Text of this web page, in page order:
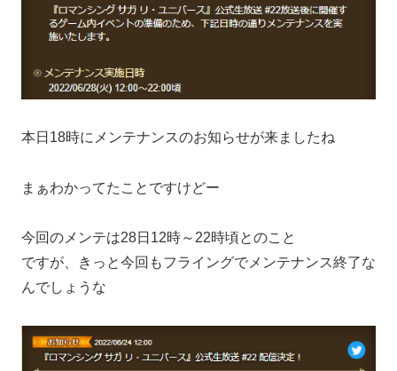
本日18時にメンテナンスのお知らせが来ましたね
まぁわかってたことですけどー
今回のメンテは28日12時～22時頃とのこと
ですが、きっと今回もフライングでメンテナンス終了な
んでしょうな